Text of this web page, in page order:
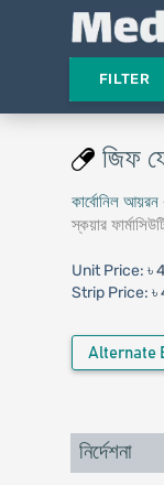
FILTER
জিফ
কার্বোনিল
স্কয়ার
Unit Price: ৳
Strip Price: ৳
Alternate
নির্দেশনা